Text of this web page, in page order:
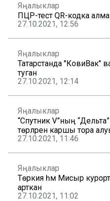
Яңалыклар
ПЦР-тест QR-кодка
27.10.2021, 12:56
Яңалыклар
Татарстанда "КовиВак"
туган
27.10.2021, 12:14
Яңалыклар
“Спутник V”ның
төрләренә каршы тора
27.10.2021, 11:46
Яңалыклар
Төркия һәм Мисыр
арткан
27.10.2021, 11:02